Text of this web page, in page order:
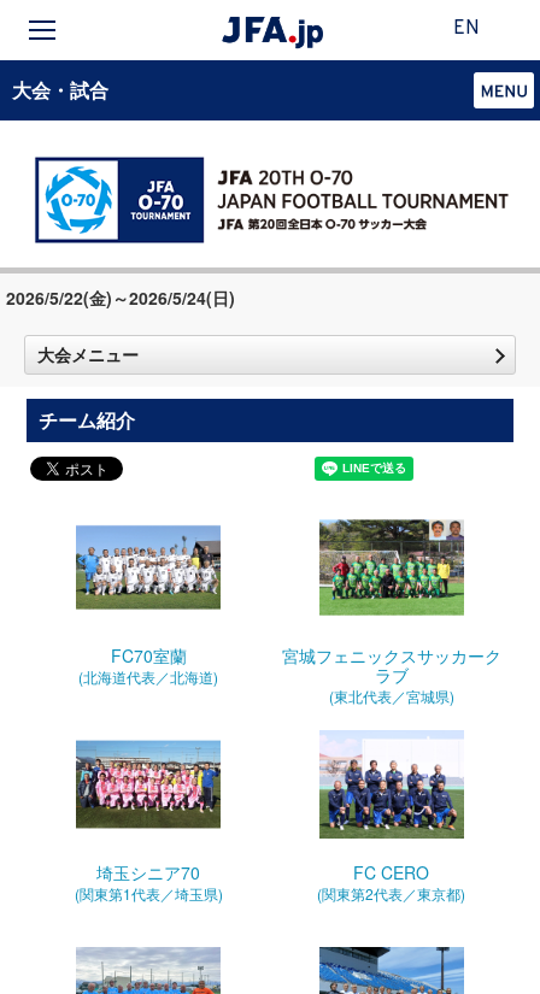
EN
大会・試合
2026/5/22(金)～2026/5/24(日)
大会メニュー
チーム紹介
FC70室蘭
(北海道代表／北海道)
宮城フェニックスサッカーク
ラブ
(東北代表／宮城県)
埼玉シニア70
(関東第1代表／埼玉県)
FC CERO
(関東第2代表／東京都)